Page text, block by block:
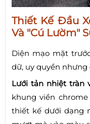
Thiết Kế Đầu
Và "Cú Lườm"
Diện mạo mặt
dữ, uy quyền nhưng
Lưới tản nhiệt tràn
khung viền
thiết kế dưới dạng